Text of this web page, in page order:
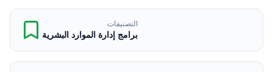
التصنيفات
برامج إدارة الموارد البشرية